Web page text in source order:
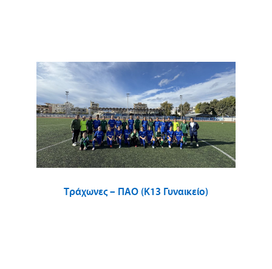
Τράχωνες – ΠΑΟ (Κ13 Γυναικείο)